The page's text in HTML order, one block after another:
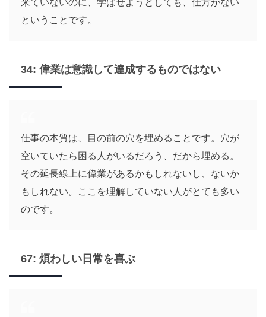
ということです。
34: 偉業は意識して達成するものではない
仕事の本質は、目の前の穴を埋めることです。穴が
空いていたら困る人がいるだろう、だから埋める。
その延長線上に偉業があるかもしれないし、ないか
もしれない。ここを理解していない人がとても多い
のです。
67: 煩わしい日常を喜ぶ